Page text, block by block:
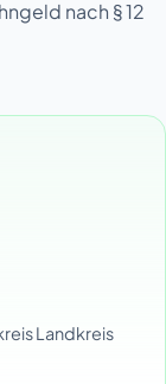
nach § 12
Landkreis